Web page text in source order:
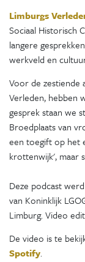
Limburgs
Sociaal Historisch
langere
werkveld en
Voor de zestiende
Verleden, hebben
gesprek staan we
Broedplaats van
een toegift op het
krottenwijk', maar
Deze podcast
van Koninklijk
Limburg. Video
De video is te
Spotify.